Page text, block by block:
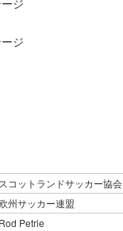
ジ
スコットランドサッカー協会
州サッカー連盟
Rod Petrie